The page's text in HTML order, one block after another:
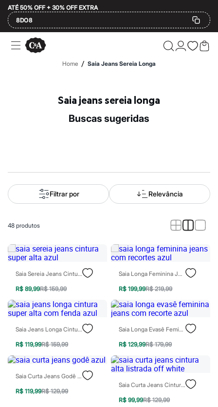
ATÉ 50% OFF + 30% OFF EXTRA
8DO8
Ofertas
Compre por Departamento
Alfaiataria
Novidades
Roupas
Blusas e Camisetas
Casacos e Jaquetas
Macacões
Saias
Shorts e Bermudas
Vestidos
Bolsas
Bonés e Chapéus
Bijoux
Cintos
Óculos
Relógios
Calçados
Chinelos
Sandálias
Sapatilhas
Tênis
Home / Saia Jeans Sereia Longa
Saia jeans sereia longa
buscas sugeridas
Filtrar por Relevância
48 produtos
Saia Sereia Jeans Cintura Super Alta Azul
R$ 89,99R$ 159,99
Saia Longa Feminina Jeans Com Recortes Azul
R$ 199,99R$ 219,99
Saia Jeans Longa Cintura Super Alta Com Fenda Azul
R$ 119,99R$ 159,99
Saia Longa Evasê Feminina Jeans Com Recorte Azul
R$ 129,99R$ 179,99
Saia Curta Jeans Godê Azul
R$ 119,99R$ 129,99
Saia Curta Jeans Cintura Alta Listrada Off White
R$ 99,99R$ 129,99